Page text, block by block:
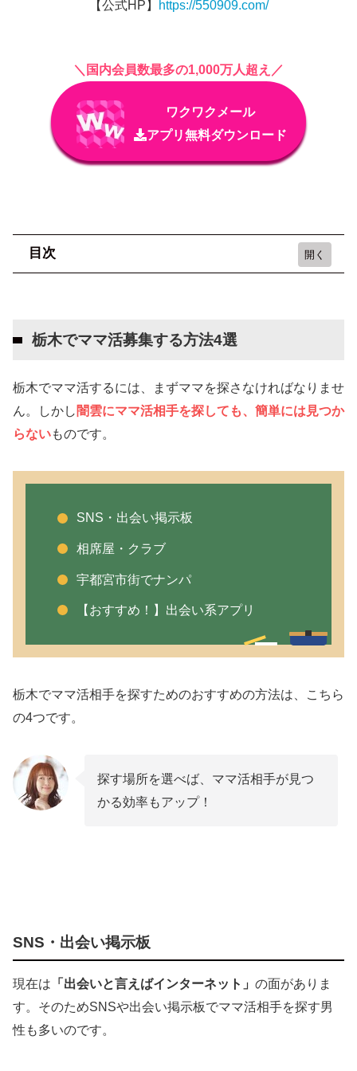
【公式HP】 https://550909.com/
＼国内会員数最多の1,000万人超え／
ワクワクメール
アプリ無料ダウンロード
目次
宇都宮市街でナンパ
【おすすめ！】出会い系アプリの利用
栃木のママ活におすすめの出会い系アプリ5選
PCMAX
ハッピーメール
マリッシュ
栃木でママ活したいなら複数の出会い系アプリ
栃木でママ活を成功させるためのポイント
しっかりと話を聞く
栃木のママ活でおすすめのデートスポット3選
【栃木県宇都宮市】鉄板焼 下野
【栃木県宇都宮市】宇都宮美術館
【栃木県足利市】あしかがフラワーパーク
栃木でママ活募集する方法4選
栃木でママ活するには、まずママを探さなければなりませ
ん。しかし 闇雲にママ活相手を探しても、簡単には見つか
らないものです。
SNS・出会い掲示板
相席屋・クラブ
宇都宮市街でナンパ
【おすすめ！】出会い系アプリ
栃木でママ活相手を探すためのおすすめの方法は、こちら
の4つです。
探す場所を選べば、ママ活相手が見つ
かる効率もアップ！
SNS・出会い掲示板
現在は 「出会いと言えばインターネット」 の面がありま
す。そのためSNSや出会い掲示板でママ活相手を探す男
性も多いのです。